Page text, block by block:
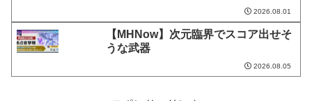
2026.08.01
【MHNow】次元臨界でスコア出せそ
うな武器
2026.08.05